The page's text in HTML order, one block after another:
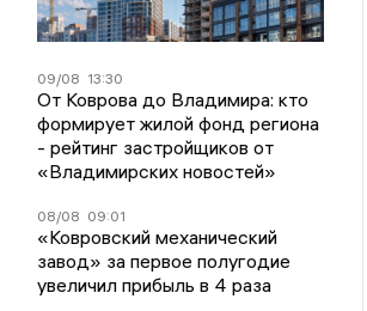
09/08 13:30
От Коврова до Владимира: кто
формирует жилой фонд региона
- рейтинг застройщиков от
«Владимирских новостей»
08/08 09:01
«Ковровский механический
завод» за первое полугодие
увеличил прибыль в 4 раза